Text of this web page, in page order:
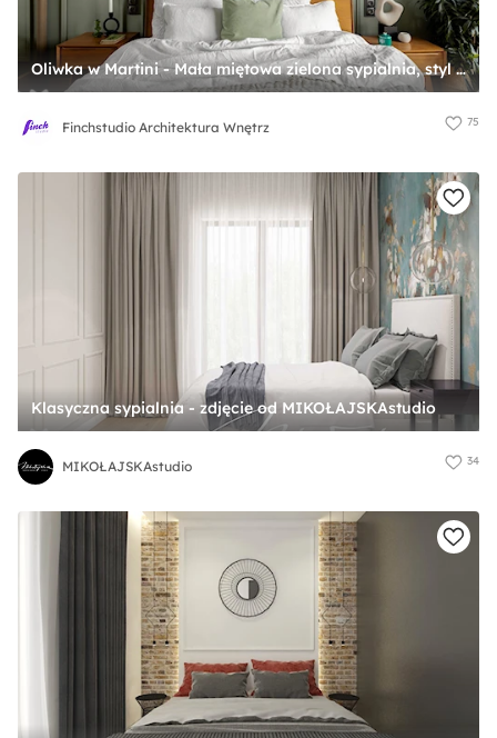
Oliwka w Martini - Mała miętowa zielona sypialnia, styl vintage - zdjęcie od Finchstudio Architektura Wnętrz
Finchstudio Architektura Wnętrz 75
Klasyczna sypialnia - zdjęcie od MIKOŁAJSKAstudio
MIKOŁAJSKAstudio 34